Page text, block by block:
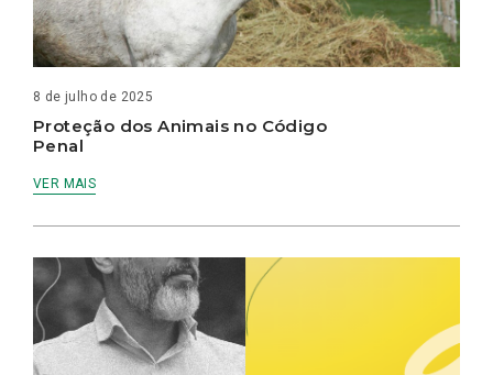
8 de julho de 2025
Proteção dos Animais no Código
Penal
VER MAIS